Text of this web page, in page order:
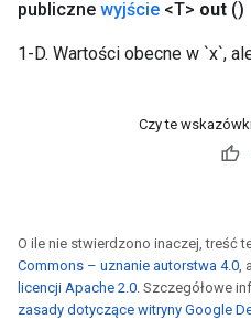
publiczne wyjście <T> out ()
1-D. Wartości obecne w `x`,
Czy te
O ile nie stwierdzono inaczej, treść
Commons – uznanie autorstwa 4.0,
licencji Apache 2.0. Szczegółowe
zasady dotyczące witryny Google